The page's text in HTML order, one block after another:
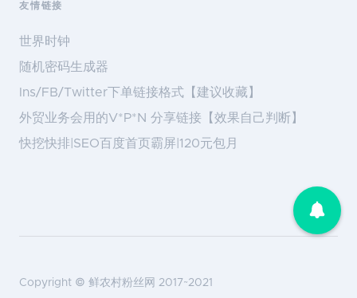
友情链接
世界时钟
随机密码生成器
Ins/FB/Twitter下单链接格式【建议收藏】
外贸业务会用的V*P*N 分享链接【效果自己判断】
快挖快排|SEO百度首页霸屏|120元包月
Copyright © 鲜农村粉丝网 2017~2021